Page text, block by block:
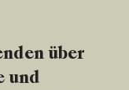
über
und